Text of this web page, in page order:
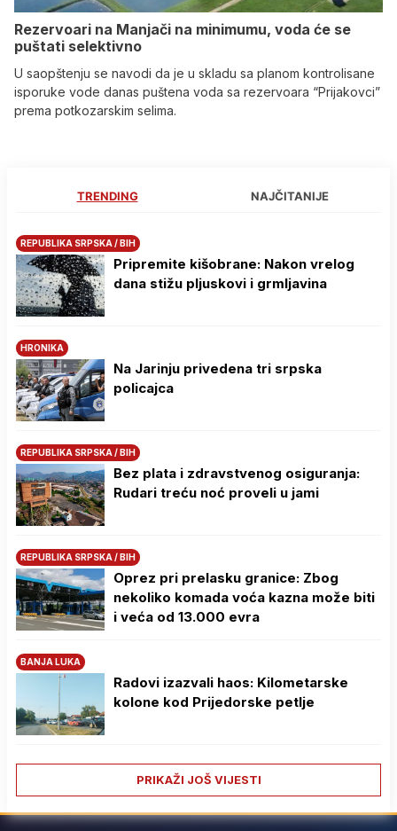
Rezervoari na Manjači na minimumu, voda će se
puštati selektivno
U saopštenju se navodi da je u skladu sa planom kontrolisane
isporuke vode danas puštena voda sa rezervoara “Prijakovci”
prema potkozarskim selima.
TRENDING NAJČITANIJE
REPUBLIKA SRPSKA / BIH
Pripremite kišobrane: Nakon vrelog
dana stižu pljuskovi i grmljavina
HRONIKA
Na Јarinju privedena tri srpska
policajca
REPUBLIKA SRPSKA / BIH
Bez plata i zdravstvenog osiguranja:
Rudari treću noć proveli u jami
REPUBLIKA SRPSKA / BIH
Oprez pri prelasku granice: Zbog
nekoliko komada voća kazna može biti
i veća od 13.000 evra
BANJA LUKA
Radovi izazvali haos: Kilometarske
kolone kod Prijedorske petlje
PRIKAŽI JOŠ VIJESTI